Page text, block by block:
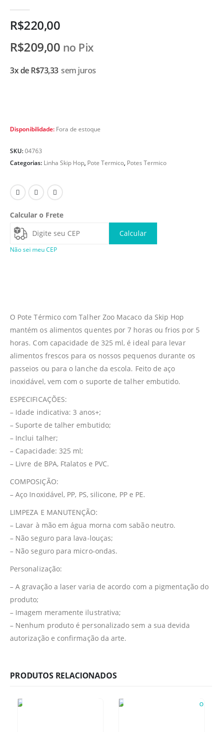
R$220,00
R$209,00 no Pix
3x deR$73,33 sem juros
Disponibilidade: Fora de estoque
SKU:04763
Categorias: Linha Skip Hop, Pote Termico, Potes Termico
Calcular o Frete
Calcular
Não sei meu CEP
O Pote Térmico com Talher Zoo Macaco da Skip Hop
mantém os alimentos quentes por 7 horas ou frios por 5
horas. Com capacidade de 325 ml, é ideal para levar
alimentos frescos para os nossos pequenos durante os
passeios ou para o lanche da escola. Feito de aço
inoxidável, vem com o suporte de talher embutido.
ESPECIFICAÇÕES:
– Idade indicativa: 3 anos+;
– Suporte de talher embutido;
– Inclui talher;
– Capacidade: 325 ml;
– Livre de BPA, Ftalatos e PVC.
COMPOSIÇÃO:
– Aço Inoxidável, PP, PS, silicone, PP e PE.
LIMPEZA E MANUTENÇÃO:
– Lavar à mão em água morna com sabão neutro.
– Não seguro para lava-louças;
– Não seguro para micro-ondas.
Personalização:
– A gravação a laser varia de acordo com a pigmentação do
produto;
– Imagem meramente ilustrativa;
– Nenhum produto é personalizado sem a sua devida
autorização e confirmação da arte.
PRODUTOS RELACIONADOS